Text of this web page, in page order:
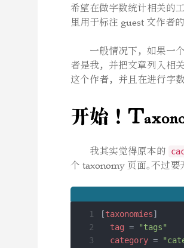
希望在做字数统计相关的
里用于标注 guest 文作者
一般情况下，如果一
者是我，并把文章列入相
这个作者，并且在进行字
开始！
我其实觉得原本的
个 taxonomy 页面。不过
1 [taxonomies
2
tag =
"tags"
3
category =